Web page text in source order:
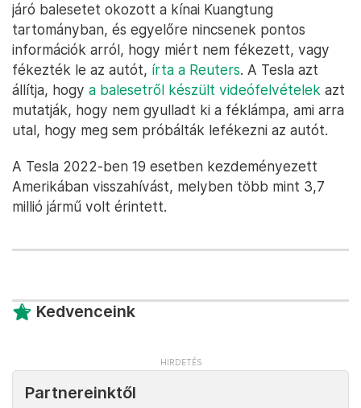
járó balesetet okozott a kínai Kuangtung
tartományban, és egyelőre nincsenek pontos
információk arról, hogy miért nem fékezett, vagy
fékezték le az autót, írta a Reuters. A Tesla azt
állítja, hogy a balesetről készült videófelvételek azt
mutatják, hogy nem gyulladt ki a féklámpa, ami arra
utal, hogy meg sem próbálták lefékezni az autót.
A Tesla 2022-ben 19 esetben kezdeményezett
Amerikában visszahívást, melyben több mint 3,7
millió jármű volt érintett.
Kedvenceink
Partnereinktől